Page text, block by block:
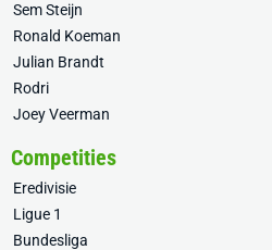
Sem Steijn
Ronald Koeman
Julian Brandt
Rodri
Joey Veerman
Competities
Eredivisie
Ligue 1
Bundesliga